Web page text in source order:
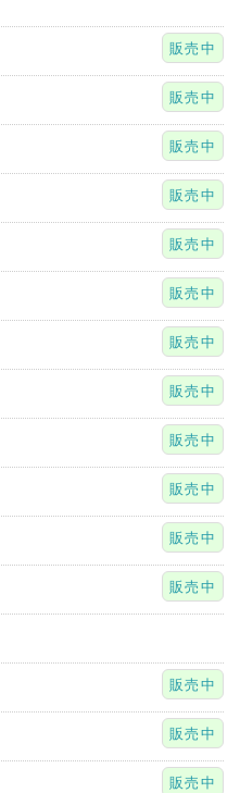
販売中
販売中
販売中
販売中
販売中
販売中
販売中
販売中
販売中
販売中
販売中
販売中
販売中
販売中
販売中